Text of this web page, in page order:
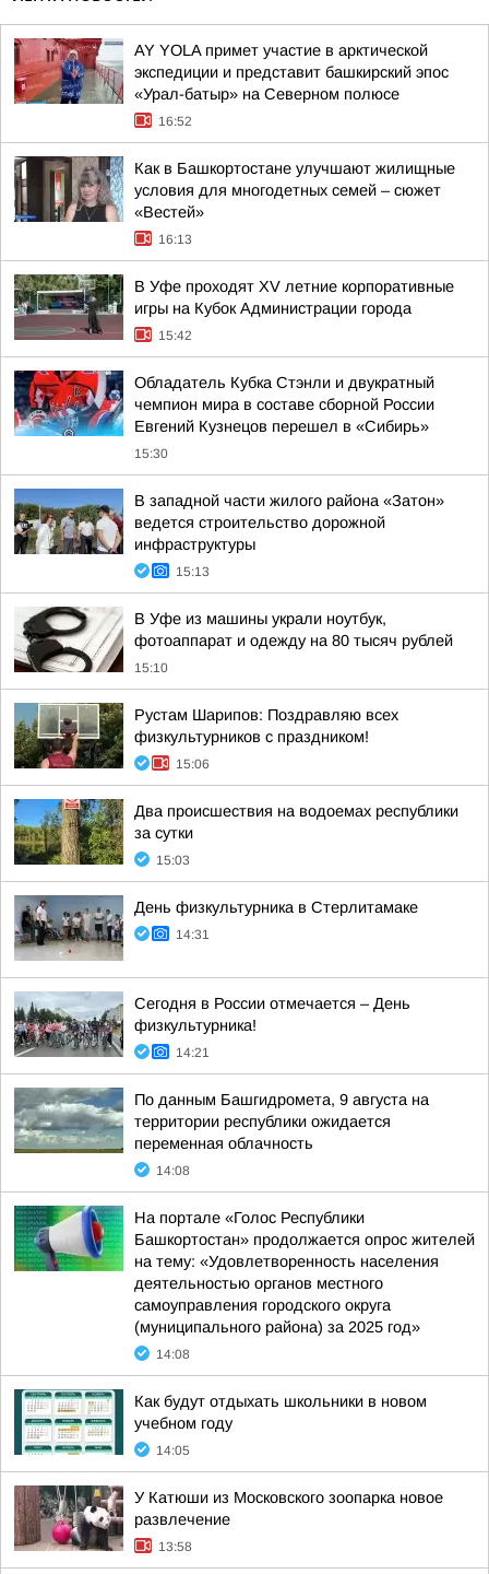
AY YOLA примет участие в арктической
экспедиции и представит башкирский эпос
«Урал-батыр» на Северном полюсе
16:52
Как в Башкортостане улучшают жилищные
условия для многодетных семей – сюжет
«Вестей»
16:13
В Уфе проходят XV летние корпоративные
игры на Кубок Администрации города
15:42
Обладатель Кубка Стэнли и двукратный
чемпион мира в составе сборной России
Евгений Кузнецов перешел в «Сибирь»
15:30
В западной части жилого района «Затон»
ведется строительство дорожной
инфраструктуры
15:13
В Уфе из машины украли ноутбук,
фотоаппарат и одежду на 80 тысяч рублей
15:10
Рустам Шарипов: Поздравляю всех
физкультурников с праздником!
15:06
Два происшествия на водоемах республики
за сутки
15:03
День физкультурника в Стерлитамаке
14:31
Сегодня в России отмечается – День
физкультурника!
14:21
По данным Башгидромета, 9 августа на
территории республики ожидается
переменная облачность
14:08
На портале «Голос Республики
Башкортостан» продолжается опрос жителей
на тему: «Удовлетворенность населения
деятельностью органов местного
самоуправления городского округа
(муниципального района) за 2025 год»
14:08
Как будут отдыхать школьники в новом
учебном году
14:05
У Катюши из Московского зоопарка новое
развлечение
13:58